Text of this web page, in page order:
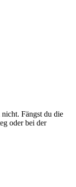
Fängst du die
oder bei der